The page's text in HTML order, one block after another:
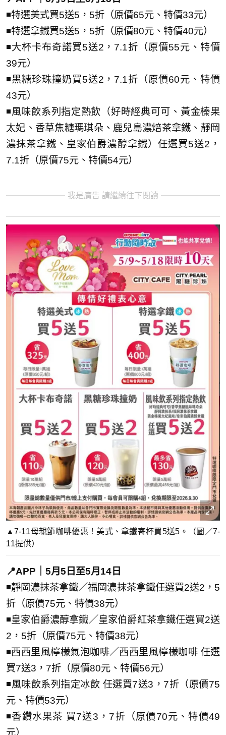
◾特選美式買5送5，5折（原價65元、特價33元）
◾特選拿鐵買5送5，5折（原價80元、特價40元）
◾大杯卡布奇諾買5送2，7.1折（原價55元、特價
39元）
◾黑糖珍珠撞奶買5送2，7.1折（原價60元、特價
43元）
◾風味飲系列指定熱飲（好時經典可可、黃金榛果
太妃、香草焦糖瑪琪朵、鹿兒島濃焙茶拿鐵、靜岡
濃抹茶拿鐵、皇家伯爵濃醇拿鐵）任選買5送2，
7.1折（原價75元、特價54元）
我是廣告 請繼續往下閱讀
▲7-11母親節咖啡優惠！美式、拿鐵寄杯買5送5。（圖／7-
11提供）
📍APP｜5月5日至5月14日
◾靜岡濃抹茶拿鐵／福岡濃抹茶拿鐵任選買2送2，5
折（原價75元、特價38元）
◾皇家伯爵濃醇拿鐵／皇家伯爵紅茶拿鐵任選買2送
2，5折（原價75元、特價38元）
◾西西里風檸檬氣泡咖啡／西西里風檸檬咖啡 任選
買7送3，7折（原價80元、特價56元）
◾風味飲系列指定冰飲 任選買7送3，7折（原價75
元、特價53元）
◾香鑽水果茶 買7送3，7折（原價70元、特價49
元）